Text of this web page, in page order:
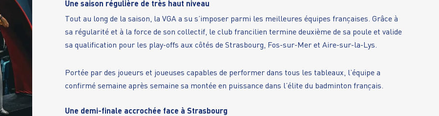
Une saison régulière de très haut niveau
Tout au long de la saison, la VGA a su s’imposer parmi les meilleures équipes françaises. Grâce à
sa régularité et à la force de son collectif, le club francilien termine deuxième de sa poule et valide
sa qualification pour les play-offs aux côtés de Strasbourg, Fos-sur-Mer et Aire-sur-la-Lys.
Portée par des joueurs et joueuses capables de performer dans tous les tableaux, l’équipe a
confirmé semaine après semaine sa montée en puissance dans l’élite du badminton français.
Une demi-finale accrochée face à Strasbourg